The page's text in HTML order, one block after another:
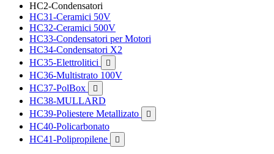
HC2-Condensatori
HC31-Ceramici 50V
HC32-Ceramici 500V
HC33-Condensatori per Motori
HC34-Condensatori X2
HC35-Elettrolitici

HC36-Multistrato 100V
HC37-PolBox

HC38-MULLARD
HC39-Poliestere Metallizato

HC40-Policarbonato
HC41-Polipropilene
